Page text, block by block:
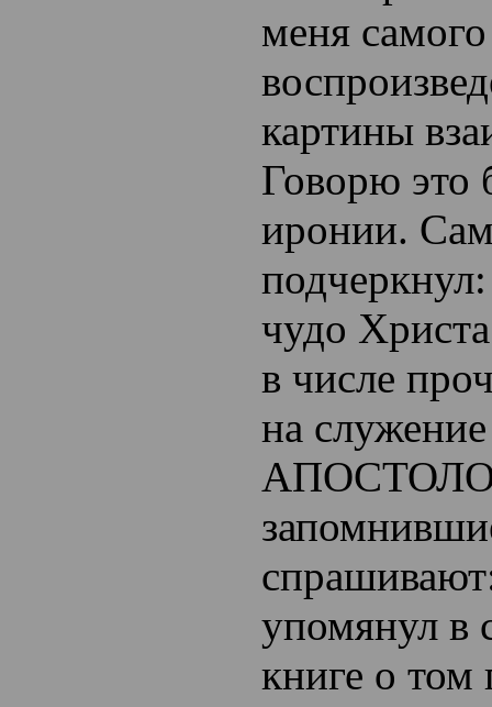
меня
картины
Говорю это
иронии.
чудо
в числе
на
упомянул в
книге о том